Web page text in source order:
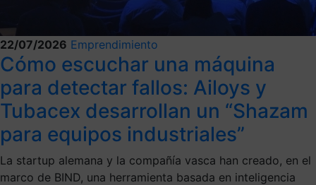
22/07/2026 Emprendimiento
Cómo escuchar una máquina
para detectar fallos: Ailoys y
Tubacex desarrollan un “Shazam
para equipos industriales”
La startup alemana y la compañía vasca han creado, en el
marco de BIND, una herramienta basada en inteligencia